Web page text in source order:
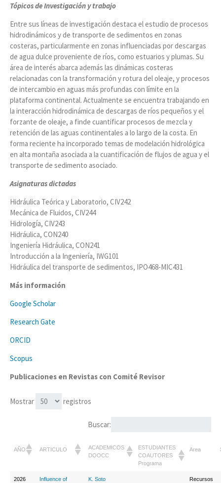
Tópicos de Investigación y trabajo
Entre sus líneas de investigación destaca el estudio de procesos
hidrodinámicos y de transporte de sedimentos en zonas
costeras, particularmente en zonas influenciadas por descargas
de agua dulce proveniente de ríos, como estuarios y plumas. Su
área de interés abarca además las dinámicas costeras
relacionadas con la transformación y rotura del oleaje, y procesos
de intercambio en aguas más profundas con límite en la
plataforma continental. Actualmente se encuentra trabajando en
la interacción hidrodinámica de descargas de ríos pequeños y el
forzante de oleaje, a finde cuantificar procesos de mezcla y
retención de las aguas continentales a lo largo de la costa. En
forma reciente ha incorporado temas de modelación hidrológica
en alta montaña asociada a la cuantificación de flujos de agua y el
transporte de sedimento asociado.
Asignaturas dictadas
Hidráulica Teórica y Laboratorio, CIV242
Mecánica de Fluidos, CIV244
Hidrología, CIV243
Hidráulica, CON240
Ingeniería Hidráulica, CON241
Introducción a la Ingeniería, IWG101
Hidráulica del transporte de sedimentos, IPO468-MIC431
Más información
Google Scholar
Research Gate
ORCID
Scopus
Publicaciones en Revistas con Comité Revisor
Mostrar registros
Buscar:
AÑO ARTICULO
ACADEMICOS
DOOCC
ESTUDIANTES
COAUTORES
Programa
Area
2026
Influence of
K. Soto
Recursos